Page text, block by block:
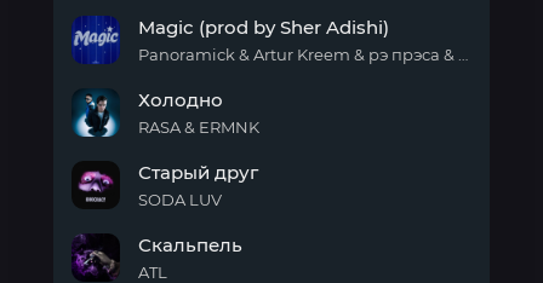
(prod
by
Adishi)
Magic (prod by Sher Adishi)
Холодно
RASA & ERMNK
друг
Старый друг
SODA LUV
Скальпель
ATL